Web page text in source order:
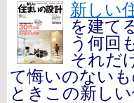
新しい
を建て
う何回
それだ
て悔いのない
ときこの新し